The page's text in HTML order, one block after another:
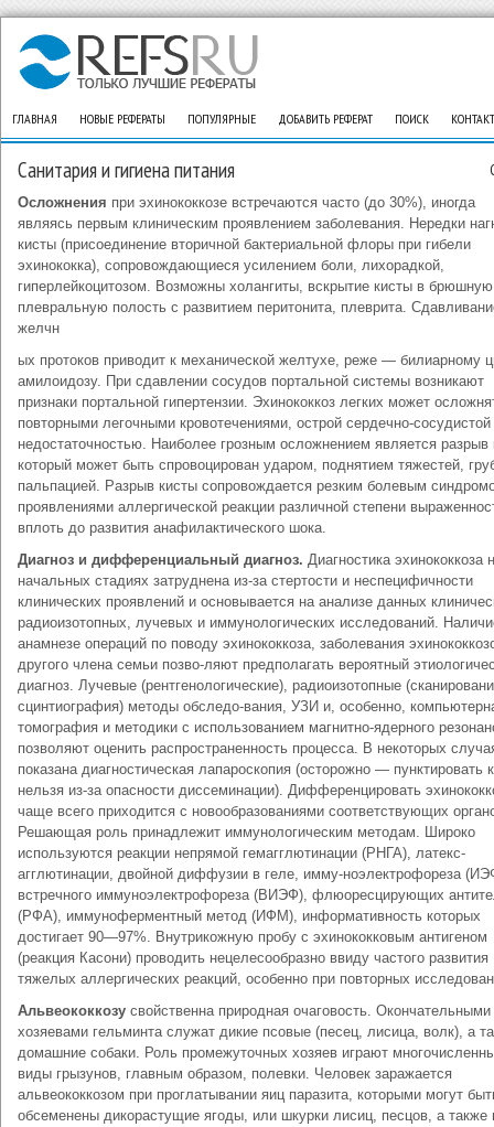
ГЛАВНАЯ НОВЫЕ РЕФЕРАТЫ ПОПУЛЯРНЫЕ ДОБАВИТЬ РЕФЕРАТ ПОИСК
Санитария и гигиена питания
Осложнения при эхинококкозе встречаются часто (до 30%), иногда
являясь первым клиническим проявлением заболевания. Нередки
кисты (присоединение вторичной бактериальной флоры при гибели
эхинококка), сопровождающиеся усилением боли, лихорадкой,
гиперлейкоцитозом. Возможны холангиты, вскрытие кисты в
плевральную полость с развитием перитонита, плеврита.
желчн
ых протоков приводит к механической желтухе, реже — билиарному
амилоидозу. При сдавлении сосудов портальной системы возникают
признаки портальной гипертензии. Эхинококкоз легких может
повторными легочными кровотечениями, острой сердечно-сосудистой
недостаточностью. Наиболее грозным осложнением является разрыв
который может быть спровоцирован ударом, поднятием тяжестей,
пальпацией. Разрыв кисты сопровождается резким болевым
проявлениями аллергической реакции различной степени
вплоть до развития анафилактического шока.
Диагноз и дифференциальный диагноз. Диагностика эхинококкоза
начальных стадиях затруднена из-за стертости и неспецифичности
клинических проявлений и основывается на анализе данных
радиоизотопных, лучевых и иммунологических исследований.
анамнезе операций по поводу эхинококкоза, заболевания
другого члена семьи позво-ляют предполагать вероятный
диагноз. Лучевые (рентгенологические), радиоизотопные
сцинтиография) методы обследо-вания, УЗИ и, особенно,
томография и методики с использованием магнитно-ядерного
позволяют оценить распространенность процесса. В некоторых
показана диагностическая лапароскопия (осторожно — пунктировать
нельзя из-за опасности диссеминации). Дифференцировать
чаще всего приходится с новообразованиями соответствующих
Решающая роль принадлежит иммунологическим методам. Широко
используются реакции непрямой гемагглютинации (РНГА), латекс-
агглютинации, двойной диффузии в геле, имму-ноэлектрофореза
встречного иммуноэлектрофореза (ВИЭФ), флюоресцирующих
(РФА), иммуноферментный метод (ИФМ), информативность которых
достигает 90—97%. Внутрикожную пробу с эхинококковым антигеном
(реакция Касони) проводить нецелесообразно ввиду частого развития
тяжелых аллергических реакций, особенно при повторных
Альвеококкозу свойственна природная очаговость. Окончательными
хозяевами гельминта служат дикие псовые (песец, лисица, волк), а
домашние собаки. Роль промежуточных хозяев играют
виды грызунов, главным образом, полевки. Человек заражается
альвеококкозом при проглатывании яиц паразита, которыми могут
обсеменены дикорастущие ягоды, или шкурки лисиц, песцов, а также